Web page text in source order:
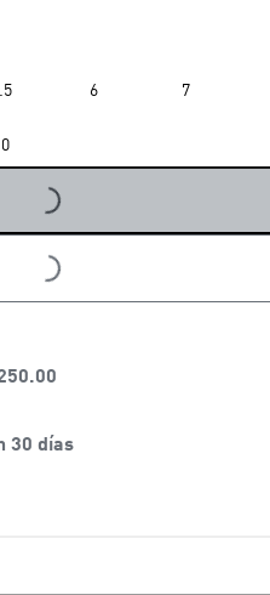
6 7
LOADING...
LOADING...
30 días